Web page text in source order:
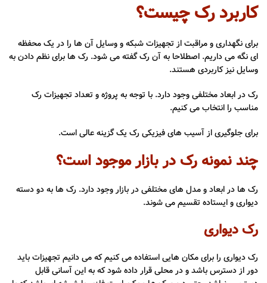
کاربرد رک چیست؟
برای نگهداری و مراقبت از تجهیزات شبکه و وسایل آن ها را در یک محفظه
ای نگه می داریم. اصطلاحا به آن رک گفته می شود. رک ها برای نظم دادن به
وسایل نیز کاربردی هستند.
رک در ابعاد مختلفی وجود دارد. با توجه به پروژه و تعداد تجهیزات رک
مناسب را انتخاب می کنیم.
برای جلوگیری از آسیب های فیزیکی رک یک گزینه عالی است.
چند نمونه رک در بازار موجود است؟
رک ها در ابعاد و مدل های مختلفی در بازار وجود دارد. رک ها به دو دسته
دیواری و ایستاده تقسیم می شوند.
رک دیواری
رک دیواری را برای مکان هایی استفاده می کنیم که می دانیم تجهیزات باید
دور از دسترس باشد و در محلی قرار داده شود که به این آسانی قابل